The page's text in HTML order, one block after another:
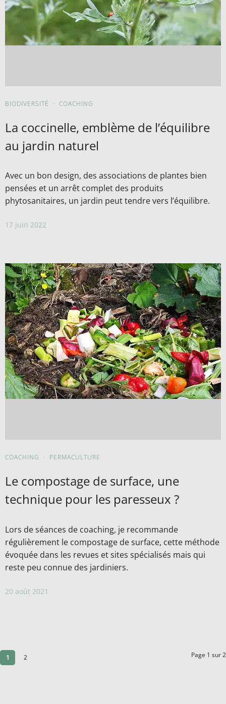
BIODIVERSITÉ · COACHING
La coccinelle, emblème de l’équilibre
au jardin naturel
Avec un bon design, des associations de plantes bien
pensées et un arrêt complet des produits
phytosanitaires, un jardin peut tendre vers l’équilibre.
17 juin 2022
COACHING · PERMACULTURE
Le compostage de surface, une
technique pour les paresseux ?
Lors de séances de coaching, je recommande
régulièrement le compostage de surface, cette méthode
évoquée dans les revues et sites spécialisés mais qui
reste peu connue des jardiniers.
20 août 2021
1 2 Page 1 sur 2